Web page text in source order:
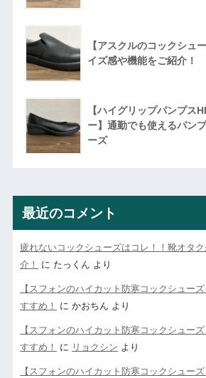
【アスクルのコックシュ
イズ感や機能をご紹介！
【ハイグリップパンプス
ー】通勤でも使えるパン
ーズ
最近のコメント
疲れないコックシューズはコレ！！靴オタ
介！
に たっくん より
【スフォンのハイカット防寒コックシュー
すすめ！
に かおちん より
【スフォンのハイカット防寒コックシュー
すすめ！
に リョクシン より
【スフォンのハイカット防寒コックシュー